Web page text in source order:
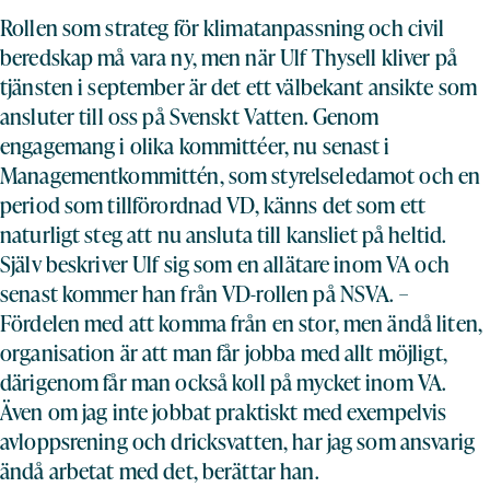
Rollen som strateg för klimatanpassning och civil
beredskap må vara ny, men när Ulf Thysell kliver på
tjänsten i september är det ett välbekant ansikte som
ansluter till oss på Svenskt Vatten. Genom
engagemang i olika kommittéer, nu senast i
Managementkommittén, som styrelseledamot och en
period som tillförordnad VD, känns det som ett
naturligt steg att nu ansluta till kansliet på heltid.
Själv beskriver Ulf sig som en allätare inom VA och
senast kommer han från VD-rollen på NSVA. –
Fördelen med att komma från en stor, men ändå liten,
organisation är att man får jobba med allt möjligt,
därigenom får man också koll på mycket inom VA.
Även om jag inte jobbat praktiskt med exempelvis
avloppsrening och dricksvatten, har jag som ansvarig
ändå arbetat med det, berättar han.